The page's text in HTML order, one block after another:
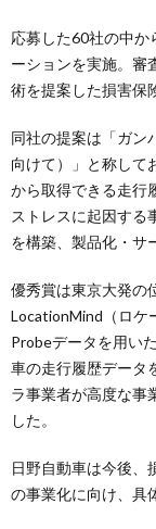
応募した60社の中か
ーションを実施。審
術を提案した損害保
同社の提案は「ガン
向けて）」と称して
から取得できる走行
ストレスに起因する
を構築、製品化・サ
優秀賞は東京大発の
LocationMind（ロケ
Probeデータを用い
車の走行履歴データ
ラ事業者が高度な事
した。
日野自動車は今後、
の事業化に向け、具